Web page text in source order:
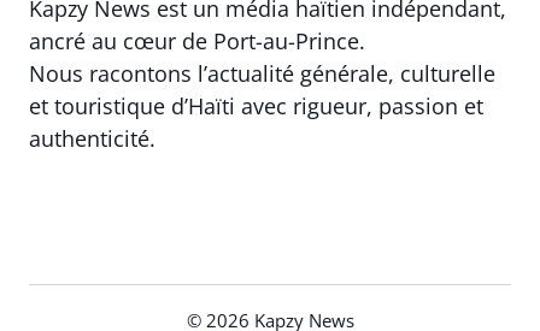
Kapzy News est un média haïtien indépendant,
ancré au cœur de Port-au-Prince.
Nous racontons l’actualité générale, culturelle
et touristique d’Haïti avec rigueur, passion et
authenticité.
© 2026 Kapzy News